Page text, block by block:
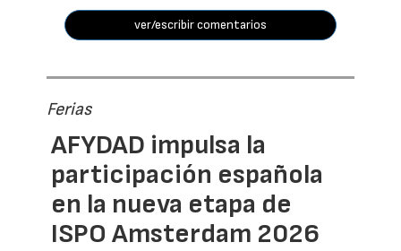
ver/escribir comentarios
Ferias
AFYDAD impulsa la
participación española
en la nueva etapa de
ISPO Amsterdam 2026